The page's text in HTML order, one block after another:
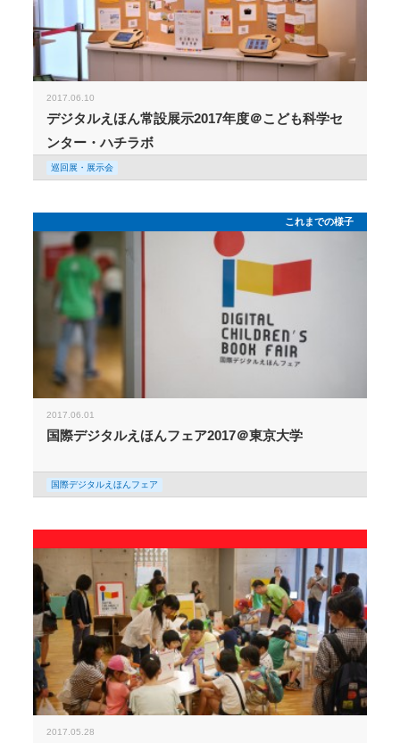
2017.06.10
デジタルえほん常設展示2017年度＠こども科学セ
ンター・ハチラボ
巡回展・展示会
これまでの様子
2017.06.01
国際デジタルえほんフェア2017＠東京大学
国際デジタルえほんフェア
2017.05.28